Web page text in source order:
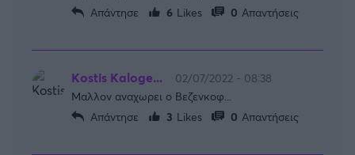
Απάντησε
6 Likes 0 Απαντήσεις
Kostis Kaloge...
02/07/2022 - 08:38
Μαλλον αναχωρει ο Βεζενκοφ...
Απάντησε
3 Likes 0 Απαντήσεις